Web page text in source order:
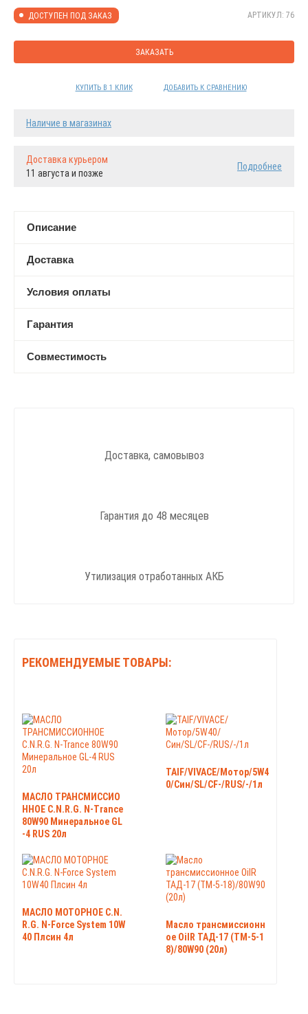
ДОСТУПЕН ПОД ЗАКАЗ АРТИКУЛ: 76
ЗАКАЗАТЬ
КУПИТЬ В 1 КЛИК ДОБАВИТЬ К СРАВНЕНИЮ
Наличие в магазинах
Доставка курьером
11 августа и позже
Подробнее
Описание
Доставка
Условия оплаты
Гарантия
Совместимость
Доставка, самовывоз
Гарантия до 48 месяцев
Утилизация отработанных АКБ
РЕКОМЕНДУЕМЫЕ ТОВАРЫ:
МАСЛО ТРАНСМИССИО
ННОЕ C.N.R.G. N-Trance
80W90 Минеральное GL
-4 RUS 20л
TAIF/VIVACE/Мотор/5W4
0/Син/SL/CF-/RUS/-/1л
МАСЛО МОТОРНОЕ C.N.
R.G. N-Force System 10W
40 Плсин 4л
Масло трансмиссионн
ое OilR ТАД-17 (ТМ-5-1
8)/80W90 (20л)